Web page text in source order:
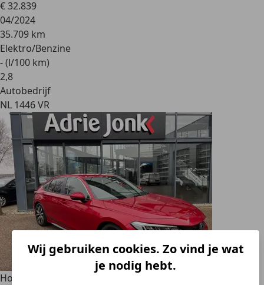
Wij gebruiken cookies. Zo vind je wat
je nodig hebt.
€ 32.839
04/2024
35.709 km
Elektro/Benzine
- (l/100 km)
2,8
Autobedrijf
NL 1446 VR
Honda Civic